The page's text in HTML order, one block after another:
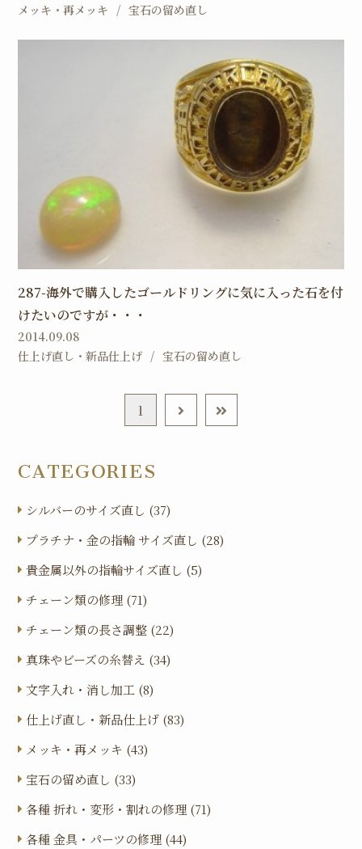
メッキ・再メッキ
宝石の留め直し
287-海外で購入したゴールドリングに気に入った石を付
けたいのですが・・・
2014.09.08
仕上げ直し・新品仕上げ
宝石の留め直し
1
CATEGORIES
シルバーのサイズ直し (37)
プラチナ・金の指輪 サイズ直し (28)
貴金属以外の指輪サイズ直し (5)
チェーン類の修理 (71)
チェーン類の長さ調整 (22)
真珠やビーズの糸替え (34)
文字入れ・消し加工 (8)
仕上げ直し・新品仕上げ (83)
メッキ・再メッキ (43)
宝石の留め直し (33)
各種 折れ・変形・割れの修理 (71)
各種 金具・パーツの修理 (44)